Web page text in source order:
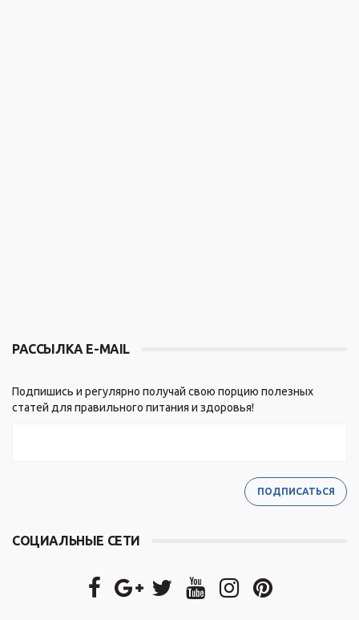
РАССЫЛКА E-MAIL
Подпишись и регулярно получай свою порцию полезных
статей для правильного питания и здоровья!
СОЦИАЛЬНЫЕ СЕТИ